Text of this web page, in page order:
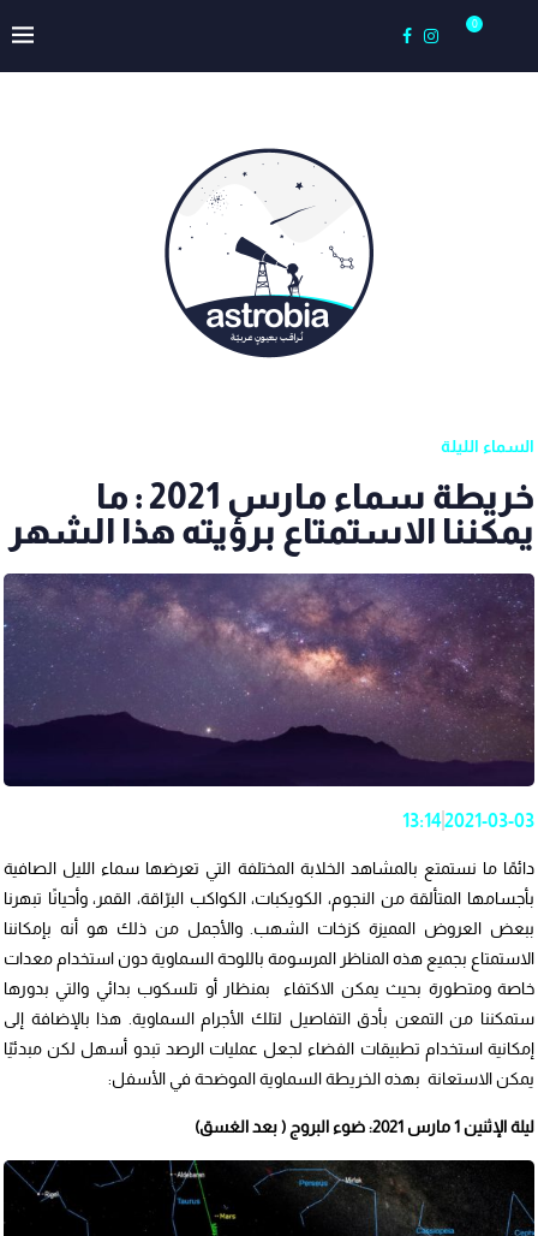
0
السماء الليلة
خريطة سماء مارس 2021 : ما
يمكننا الاستمتاع برؤيته هذا الشهر
2021-03-03
13:14
دائمًا ما نستمتع بالمشاهد الخلابة المختلفة التي تعرضها سماء الليل الصافية
بأجسامها المتألقة من النجوم، الكويكبات، الكواكب البرّاقة، القمر، وأحيانًا تبهرنا
ببعض العروض المميزة كزخات الشهب. والأجمل من ذلك هو أنه بإمكاننا
الاستمتاع بجميع هذه المناظر المرسومة باللوحة السماوية دون استخدام معدات
خاصة ومتطورة بحيث يمكن الاكتفاء بمنظار أو تلسكوب بدائي والتي بدورها
ستمكننا من التمعن بأدق التفاصيل لتلك الأجرام السماوية. هذا بالإضافة إلى
إمكانية استخدام تطبيقات الفضاء لجعل عمليات الرصد تبدو أسهل لكن مبدئيًا
يمكن الاستعانة بهذه الخريطة السماوية الموضحة في الأسفل:
ليلة الإثنين 1 مارس 2021: ضوء البروج ( بعد الغسق)